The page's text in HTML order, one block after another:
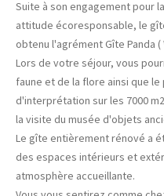
Suite à son engagement pour
attitude écoresponsable, le
obtenu l'agrément Gîte Panda (
Lors de votre séjour, vous
faune et de la flore ainsi que
d'interprétation sur les 7000
la visite du musée d'objets
Le gîte entièrement rénové a
des espaces intérieurs et
atmosphère accueillante.